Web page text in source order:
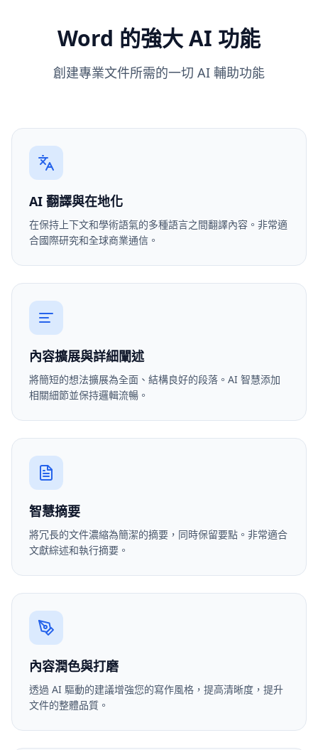
Word 的強大 AI 功能
創建專業文件所需的一切 AI 輔助功能
AI 翻譯與在地化
在保持上下文和學術語氣的多種語言之間翻譯內容。非常適
合國際研究和全球商業通信。
內容擴展與詳細闡述
將簡短的想法擴展為全面、結構良好的段落。AI 智慧添加
相關細節並保持邏輯流暢。
智慧摘要
將冗長的文件濃縮為簡潔的摘要，同時保留要點。非常適合
文獻綜述和執行摘要。
內容潤色與打磨
透過 AI 驅動的建議增強您的寫作風格，提高清晰度，提升
文件的整體品質。